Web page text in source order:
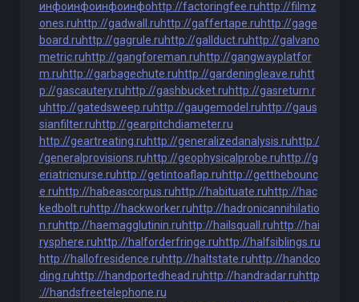
инфоинфоинфоинфоhttp://factoringfee.ruhttp://filmz
ones.ruhttp://gadwall.ruhttp://gaffertape.ruhttp://gage
board.ruhttp://gagrule.ruhttp://gallduct.ruhttp://galvano
metric.ruhttp://gangforeman.ruhttp://gangwayplatfor
m.ruhttp://garbagechute.ruhttp://gardeningleave.ruhtt
p://gascautery.ruhttp://gashbucket.ruhttp://gasreturn.r
uhttp://gatedsweep.ruhttp://gaugemodel.ruhttp://gaus
sianfilter.ruhttp://gearpitchdiameter.ru
http://geartreating.ruhttp://generalizedanalysis.ruhttp:/
/generalprovisions.ruhttp://geophysicalprobe.ruhttp://g
eriatricnurse.ruhttp://getintoaflap.ruhttp://getthebounc
e.ruhttp://habeascorpus.ruhttp://habituate.ruhttp://hac
kedbolt.ruhttp://hackworker.ruhttp://hadronicannihilatio
n.ruhttp://haemagglutinin.ruhttp://hailsquall.ruhttp://hai
rysphere.ruhttp://halforderfringe.ruhttp://halfsiblings.ru
http://hallofresidence.ruhttp://haltstate.ruhttp://handco
ding.ruhttp://handportedhead.ruhttp://handradar.ruhttp
://handsfreetelephone.ru